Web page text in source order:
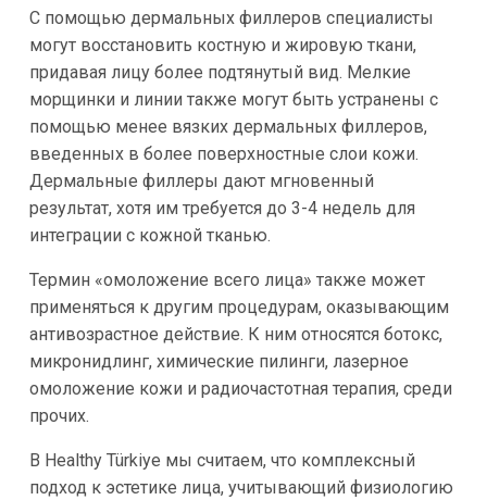
С помощью дермальных филлеров специалисты
могут восстановить костную и жировую ткани,
придавая лицу более подтянутый вид. Мелкие
морщинки и линии также могут быть устранены с
помощью менее вязких дермальных филлеров,
введенных в более поверхностные слои кожи.
Дермальные филлеры дают мгновенный
результат, хотя им требуется до 3-4 недель для
интеграции с кожной тканью.
Термин «омоложение всего лица» также может
применяться к другим процедурам, оказывающим
антивозрастное действие. К ним относятся ботокс,
микронидлинг, химические пилинги, лазерное
омоложение кожи и радиочастотная терапия, среди
прочих.
В Healthy Türkiye мы считаем, что комплексный
подход к эстетике лица, учитывающий физиологию